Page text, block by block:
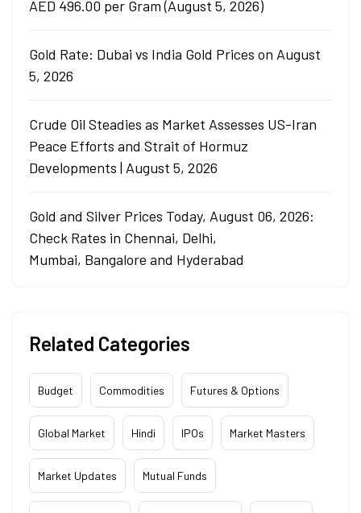
AED 496.00 per Gram (August 5, 2026)
Gold Rate: Dubai vs India Gold Prices on August
5, 2026
Crude Oil Steadies as Market Assesses US-Iran
Peace Efforts and Strait of Hormuz
Developments | August 5, 2026
Gold and Silver Prices Today, August 06, 2026:
Check Rates in Chennai, Delhi,
Mumbai, Bangalore and Hyderabad
Related Categories
Budget Commodities Futures & Options
Global Market Hindi IPOs Market Masters
Market Updates Mutual Funds